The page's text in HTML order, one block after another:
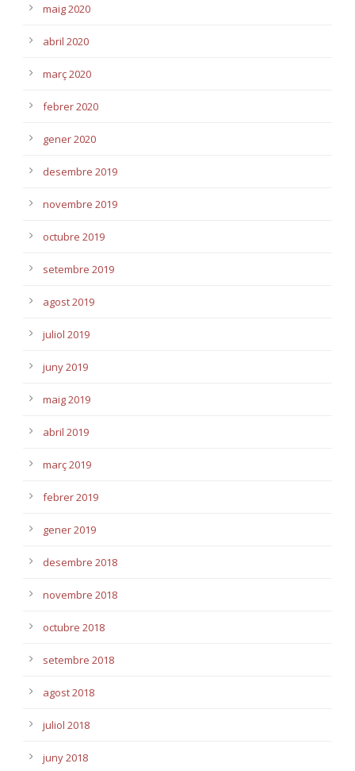
maig 2020
abril 2020
març 2020
febrer 2020
gener 2020
desembre 2019
novembre 2019
octubre 2019
setembre 2019
agost 2019
juliol 2019
juny 2019
maig 2019
abril 2019
març 2019
febrer 2019
gener 2019
desembre 2018
novembre 2018
octubre 2018
setembre 2018
agost 2018
juliol 2018
juny 2018